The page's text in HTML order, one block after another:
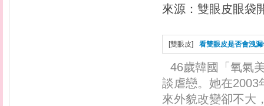
來源： 雙眼皮眼袋
[雙眼皮] 看雙眼皮是否會洩
46歲韓國「氧氣
談虐戀。她在2003
來外貌改變卻不大